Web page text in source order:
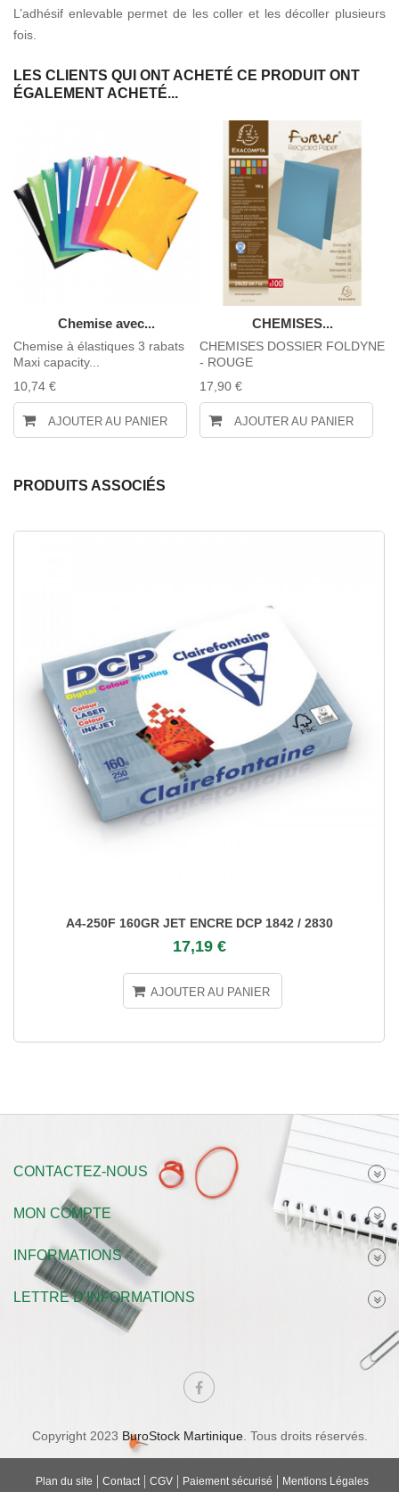
L’adhésif enlevable permet de les coller et les décoller plusieurs
fois.
LES CLIENTS QUI ONT ACHETÉ CE PRODUIT ONT
ÉGALEMENT ACHETÉ...
Chemise avec...
Chemise à élastiques 3 rabats
Maxi capacity...
10,74 €
AJOUTER AU PANIER
CHEMISES...
CHEMISES DOSSIER FOLDYNE
- ROUGE
17,90 €
AJOUTER AU PANIER
PRODUITS ASSOCIÉS
A4-250F 160GR JET ENCRE DCP 1842 / 2830
17,19 €
AJOUTER AU PANIER
CONTACTEZ-NOUS
MON COMPTE
INFORMATIONS
LETTRE D'INFORMATIONS
Copyright 2023 BuroStock Martinique. Tous droits réservés.
Plan du site Contact CGV Paiement sécurisé Mentions Légales